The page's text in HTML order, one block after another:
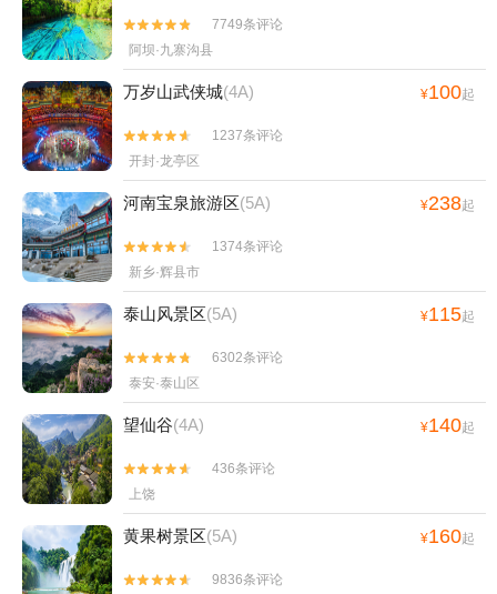


7749条评论
阿坝·九寨沟县
万岁山武侠城(4A) ¥100起


1237条评论
开封·龙亭区
河南宝泉旅游区(5A) ¥238起


1374条评论
新乡·辉县市
泰山风景区(5A) ¥115起


6302条评论
泰安·泰山区
望仙谷(4A) ¥140起


436条评论
上饶
黄果树景区(5A) ¥160起

 9836条评论